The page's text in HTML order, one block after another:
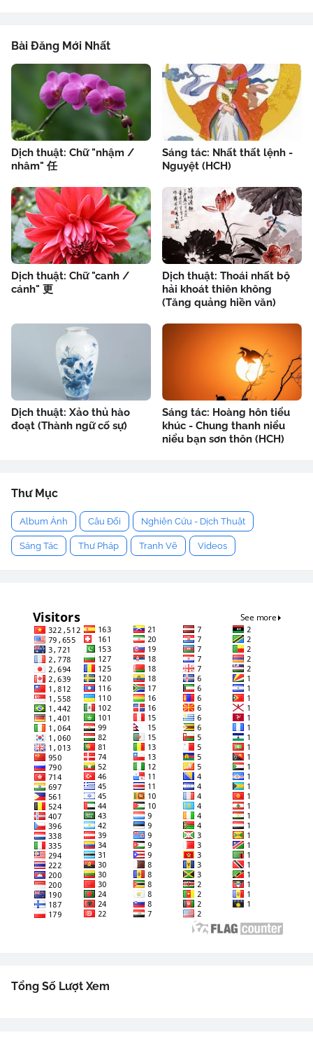
Bài Đăng Mới Nhất
Dịch thuật: Chữ "nhậm /
nhâm" 任
Sáng tác: Nhất thất lệnh -
Nguyệt (HCH)
Dịch thuật: Chữ "canh /
cánh" 更
Dịch thuật: Thoái nhất bộ
hải khoát thiên không
(Tăng quảng hiền văn)
Dịch thuật: Xảo thủ hào
đoạt (Thành ngữ cố sự)
Sáng tác: Hoàng hôn tiểu
khúc - Chung thanh niểu
niểu bạn sơn thôn (HCH)
Thư Mục
Album Ảnh Câu Đối Nghiên Cứu - Dịch Thuật
Sáng Tác Thư Pháp Tranh Vẽ Videos
Tổng Số Lượt Xem